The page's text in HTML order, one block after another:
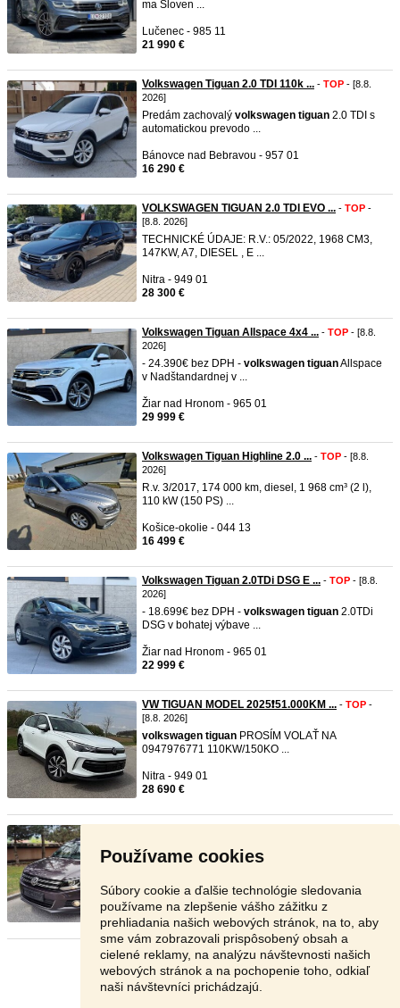
Používame cookies
Súbory cookie a ďalšie technológie sledovania
používame na zlepšenie vášho zážitku z
prehliadania našich webových stránok, na to, aby
sme vám zobrazovali prispôsobený obsah a
cielené reklamy, na analýzu návštevnosti našich
webových stránok a na pochopenie toho, odkiaľ
naši návštevníci prichádzajú.
ma Sloven ...
Lučenec - 985 11
21 990 €
Volkswagen Tiguan 2.0 TDI 110k ... - TOP - [8.8.
2026]
Predám zachovalý volkswagen tiguan 2.0 TDI s
automatickou prevodo ...
Bánovce nad Bebravou - 957 01
16 290 €
VOLKSWAGEN TIGUAN 2.0 TDI EVO ... - TOP -
[8.8. 2026]
TECHNICKÉ ÚDAJE: R.V.: 05/2022, 1968 CM3,
147KW, A7, DIESEL , E ...
Nitra - 949 01
28 300 €
Volkswagen Tiguan Allspace 4x4 ... - TOP - [8.8.
2026]
- 24.390€ bez DPH - volkswagen tiguanAllspace
v Nadštandardnej v ...
Žiar nad Hronom - 965 01
29 999 €
Volkswagen Tiguan Highline 2.0 ... - TOP - [8.8.
2026]
R.v. 3/2017, 174 000 km, diesel, 1 968 cm³ (2 l),
110 kW (150 PS) ...
Košice-okolie - 044 13
16 499 €
Volkswagen Tiguan 2.0TDi DSG E ... - TOP - [8.8.
2026]
- 18.699€ bez DPH - volkswagen tiguan 2.0TDi
DSG v bohatej výbave ...
Žiar nad Hronom - 965 01
22 999 €
VW TIGUAN MODEL 2025❗️51.000KM ... - TOP -
[8.8. 2026]
volkswagen tiguan PROSÍM VOLAŤ NA
0947976771 110KW/150KO ...
Nitra - 949 01
28 690 €
Ponúkame na predaj:volkswagen
Žilina - 010 01
10 599 €
Stránka: 1 2 3 Ďalšia